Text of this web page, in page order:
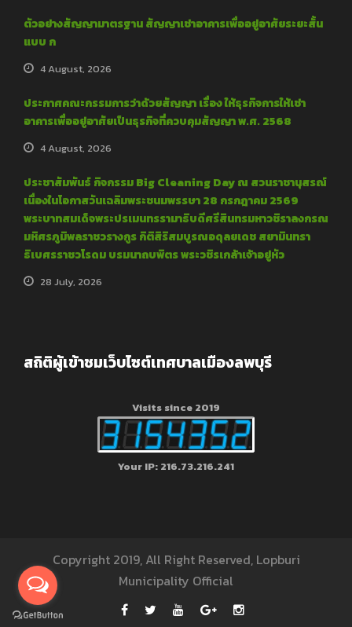
ตัวอย่างสัญญามาตรฐาน สัญญาเช่าอาคารเพื่ออยู่อาศัยระยะสั้น
แบบ ก
4 August, 2026
ประกาศคณะกรรมการว่าด้วยสัญญา เรื่อง ให้ธุรกิจการให้เช่า
อาคารเพื่ออยู่อาศัยเป็นธุรกิจที่ควบคุมสัญญา พ.ศ. 2568
4 August, 2026
ประชาสัมพันธ์ กิจกรรม Big Cleaning Day ณ สวนราชานุสรณ์
เนื่องในโอกาสวันเฉลิมพระชนมพรรษา 28 กรกฎาคม 2569
พระบาทสมเด็จพระปรเมนทรรามาธิบดีศรีสินทรมหาวชิราลงกรณ
มหิศรภูมิพลราชวรางกูร กิติสิริสมบูรณอดุลยเดช สยามินทรา
ธิเบศรราชวโรดม บรมนาถบพิตร พระวชิรเกล้าเจ้าอยู่หัว
28 July, 2026
สถิติผู้เข้าชมเว็บไซต์เทศบาลเมืองลพบุรี
Visits since 2019
Your IP: 216.73.216.241
Copyright 2019, All Right Reserved, Lopburi
Municipality Official